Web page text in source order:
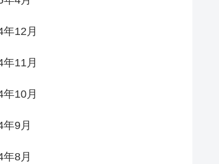
年12月
年11月
年10月
年9月
年8月